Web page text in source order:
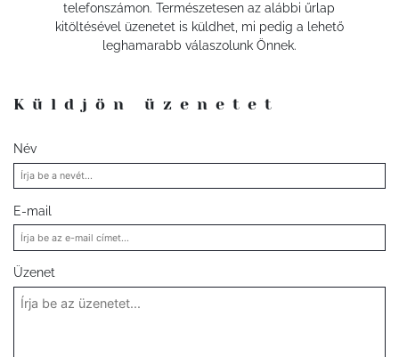
telefonszámon. Természetesen az alábbi űrlap
kitöltésével üzenetet is küldhet, mi pedig a lehető
leghamarabb válaszolunk Önnek.
Küldjön üzenetet
Név
E-mail
Üzenet